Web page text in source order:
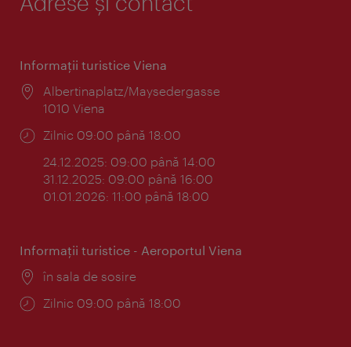
Informaţii turistice Viena
Locul:
Albertinaplatz/Maysedergasse
1010 Viena
Program:
Zilnic 09:00 până 18:00
24.12.2025: 09:00 până 14:00
31.12.2025: 09:00 până 16:00
01.01.2026: 11:00 până 18:00
Informaţii turistice - Aeroportul Viena
Locul:
în sala de sosire
Program:
Zilnic 09:00 până 18:00